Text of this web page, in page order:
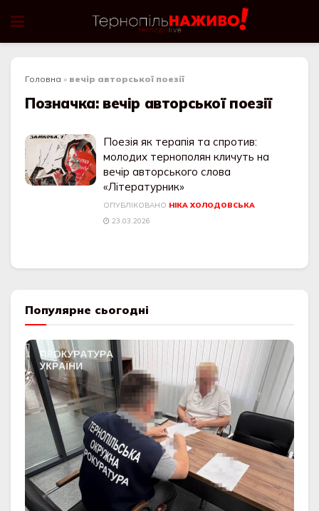
Головна » вечір авторської поезії
Позначка: вечір авторської поезії
Поезія як терапія та спротив:
молодих тернополян кличуть на
вечір авторського слова
«Літературник»
ОПУБЛІКОВАНО НІКА ХОЛОДОВСЬКА
23.03.2026
Популярне сьогодні